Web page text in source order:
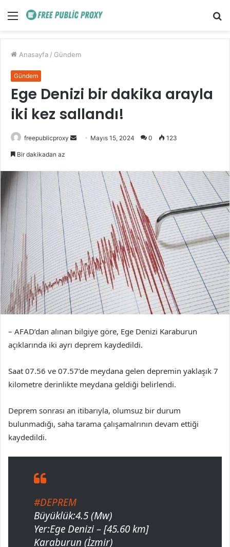
Menü
Anasayfa / Gündem
Gündem
Ege Denizi bir dakika arayla
iki kez sallandı!
freepublicproxy
Bir
göndermek
Mayıs 15, 2024 0 123
Bir dakikadan az
– AFAD’dan alınan bilgiye göre, Ege Denizi Karaburun
açıklarında iki ayrı deprem kaydedildi.
Saat 07.56 ve 07.57’de meydana gelen depremin yaklaşık 7
kilometre derinlikte meydana geldiği belirlendi.
Deprem sonrası an itibarıyla, olumsuz bir durum
bulunmadığı, saha tarama çalışamalrının devam ettiği
kaydedildi.
#DEPREM
Büyüklük:4.5 (Mw)
Yer:Ege Denizi – [45.60 km]
Karaburun (İzmir)